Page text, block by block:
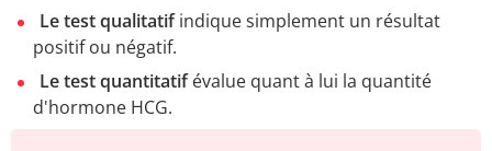
Le test qualitatifindique simplement un résultat
positif ou négatif.
Le test quantitatifévalue quant à lui la quantité
d'hormone HCG.